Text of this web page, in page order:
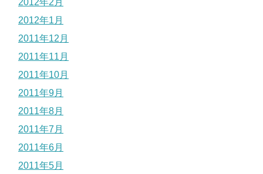
2012年1月
2011年12月
2011年11月
2011年10月
2011年9月
2011年8月
2011年7月
2011年6月
2011年5月